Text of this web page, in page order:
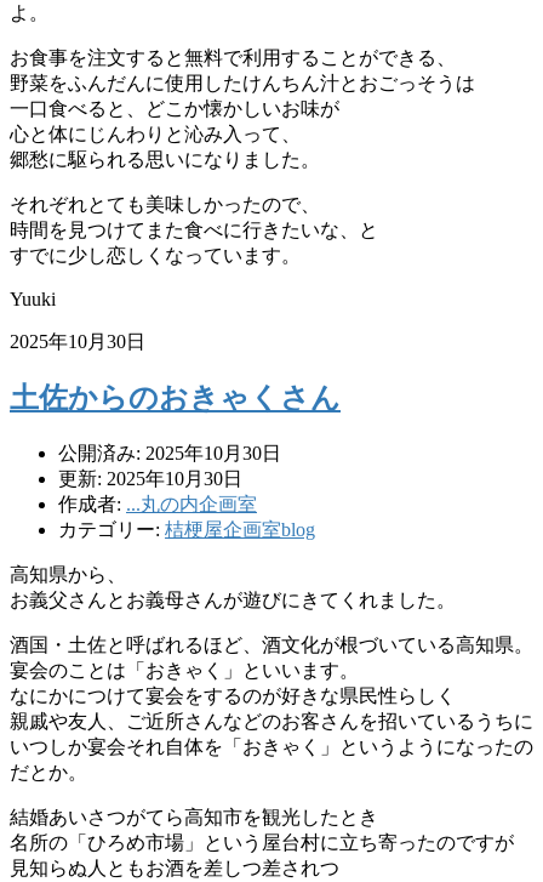
よ。
お食事を注文すると無料で利用することができる、
野菜をふんだんに使用したけんちん汁とおごっそうは
一口食べると、どこか懐かしいお味が
心と体にじんわりと沁み入って、
郷愁に駆られる思いになりました。
それぞれとても美味しかったので、
時間を見つけてまた食べに行きたいな、と
すでに少し恋しくなっています。
Yuuki
2025年10月30日
土佐からのおきゃくさん
公開済み: 2025年10月30日
更新: 2025年10月30日
作成者: ...丸の内企画室
カテゴリー: 桔梗屋企画室blog
高知県から、
お義父さんとお義母さんが遊びにきてくれました。
酒国・土佐と呼ばれるほど、酒文化が根づいている高知県。
宴会のことは「おきゃく」といいます。
なにかにつけて宴会をするのが好きな県民性らしく
親戚や友人、ご近所さんなどのお客さんを招いているうちに
いつしか宴会それ自体を「おきゃく」というようになったの
だとか。
結婚あいさつがてら高知市を観光したとき
名所の「ひろめ市場」という屋台村に立ち寄ったのですが
見知らぬ人ともお酒を差しつ差されつ